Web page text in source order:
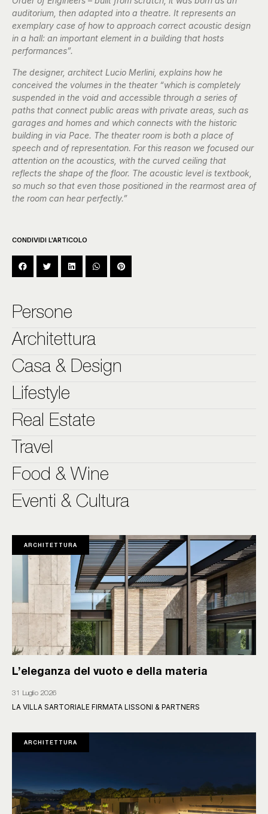
auditorium, then adapted into a theatre. It represents an
exemplary case of how to approach correct acoustic design
in a hall: an important element in a building that hosts
performances”.
The designer, architect Lucio Merlini, explains how he
conceived the volumes in the theater “which is completely
suspended in the void and accessible through a series of
paths that connect public areas with private areas, such as
garages and homes and which connects with the historic
building in via Pace. The theater room is both a place of
speech and of representation. For this reason we focused our
attention on the acoustics, with the curved ceiling that
reflects the shape of the floor. The acoustic level is textbook,
so much so that even those positioned in the rearmost area of
​​the room can hear perfectly.”
CONDIVIDI L'ARTICOLO
Persone
Architettura
Casa & Design
Lifestyle
Real Estate
Travel
Food & Wine
Eventi & Cultura
ARCHITETTURA
L’eleganza del vuoto e della materia
31 Luglio 2026
LA VILLA SARTORIALE FIRMATA LISSONI & PARTNERS
ARCHITETTURA